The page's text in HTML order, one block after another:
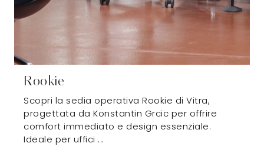
Rookie
Scopri la sedia operativa Rookie di Vitra,
progettata da Konstantin Grcic per offrire
comfort immediato e design essenziale.
Ideale per uffici ...